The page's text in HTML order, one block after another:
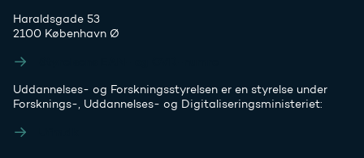
Haraldsgade 53
2100 København Ø
Uddannelses- og Forskningsstyrelsen er en styrelse under
Forsknings-, Uddannelses- og Digitaliseringsministeriet: